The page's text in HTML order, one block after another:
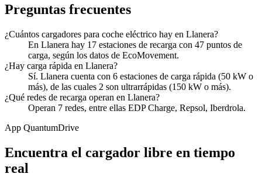
Preguntas frecuentes
¿Cuántos cargadores para coche eléctrico hay en Llanera?
En Llanera hay 17 estaciones de recarga con 47 puntos de
carga, según los datos de EcoMovement.
¿Hay carga rápida en Llanera?
Sí. Llanera cuenta con 6 estaciones de carga rápida (50 kW o
más), de las cuales 2 son ultrarrápidas (150 kW o más).
¿Qué redes de recarga operan en Llanera?
Operan 7 redes, entre ellas EDP Charge, Repsol, Iberdrola.
App QuantumDrive
Encuentra el cargador libre en tiempo
real